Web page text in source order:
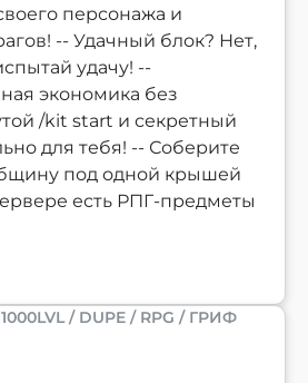
персонажа и
-- Удачный блок? Нет,
удачу! --
экономика без
/kit start и секретный
для тебя! -- Соберите
под одной крышей
есть РПГ-предметы
/ DUPE / RPG / ГРИФ